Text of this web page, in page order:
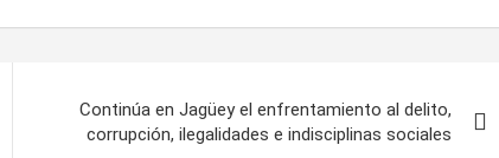
Continúa en Jagüey el enfrentamiento al delito,
corrupción, ilegalidades e indisciplinas sociales